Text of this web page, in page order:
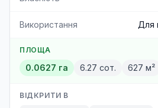
Використання Для
ПЛОЩА
0.0627 га 6.27 сот. 627 м²
ВІДКРИТИ В